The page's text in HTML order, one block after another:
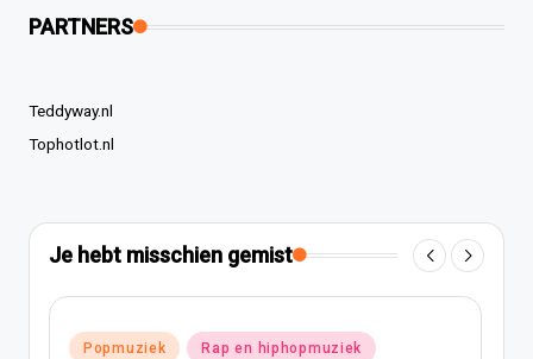
PARTNERS
Teddyway.nl
Tophotlot.nl
Je hebt misschien gemist
Geplaatst
Popmuziek Rap en hiphopmuziek